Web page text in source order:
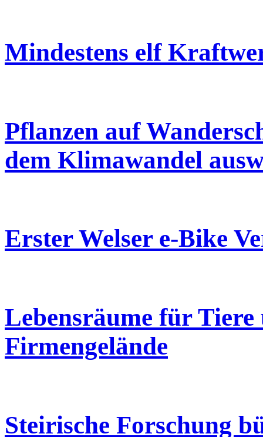
Mindestens elf
Pflanzen auf
dem Klimawandel
Erster Welser e-Bike
Lebensräume für
Firmengelände
Steirische Forschung